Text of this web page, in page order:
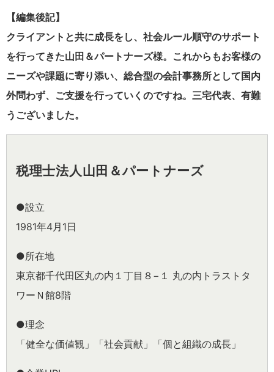
【編集後記】
クライアントと共に成長をし、社会ルール順守のサポート
を行ってきた山田＆パートナーズ様。これからもお客様の
ニーズや課題に寄り添い、総合型の会計事務所として国内
外問わず、ご支援を行っていくのですね。三宅代表、有難
うございました。
税理士法人山田＆パートナーズ
●設立
1981年4月1日
●所在地
東京都千代田区丸の内１丁目８−１ 丸の内トラストタ
ワーＮ館8階
●理念
「健全な価値観」「社会貢献」「個と組織の成長」